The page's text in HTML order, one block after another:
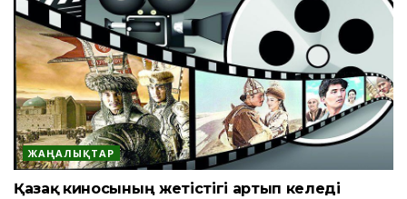
ЖАҢАЛЫҚТАР
Қазақ киносының жетістігі артып келеді